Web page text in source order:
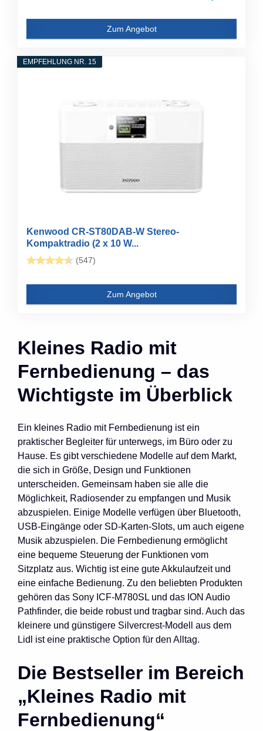
Zum Angebot
EMPFEHLUNG NR. 15
Kenwood CR-ST80DAB-W Stereo-
Kompaktradio (2 x 10 W...
(547)
Zum Angebot
Kleines Radio mit
Fernbedienung – das
Wichtigste im Überblick
Ein kleines Radio mit Fernbedienung ist ein
praktischer Begleiter für unterwegs, im Büro oder zu
Hause. Es gibt verschiedene Modelle auf dem Markt,
die sich in Größe, Design und Funktionen
unterscheiden. Gemeinsam haben sie alle die
Möglichkeit, Radiosender zu empfangen und Musik
abzuspielen. Einige Modelle verfügen über Bluetooth,
USB-Eingänge oder SD-Karten-Slots, um auch eigene
Musik abzuspielen. Die Fernbedienung ermöglicht
eine bequeme Steuerung der Funktionen vom
Sitzplatz aus. Wichtig ist eine gute Akkulaufzeit und
eine einfache Bedienung. Zu den beliebten Produkten
gehören das Sony ICF-M780SL und das ION Audio
Pathfinder, die beide robust und tragbar sind. Auch das
kleinere und günstigere Silvercrest-Modell aus dem
Lidl ist eine praktische Option für den Alltag.
Die Bestseller im Bereich
„Kleines Radio mit
Fernbedienung“